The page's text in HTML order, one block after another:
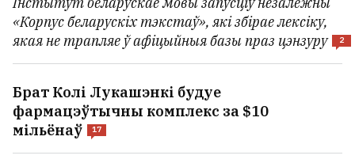
Інстытут беларускае мовы запусціў незалежны
«Корпус беларускіх тэкстаў», які збірае лексіку,
якая не трапляе ў афіцыйныя базы праз цэнзуру
2
Брат Колі Лукашэнкі будуе
фармацэўтычны комплекс за $10
мільёнаў
17